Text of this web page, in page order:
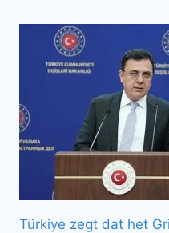
Türkiye zegt dat het